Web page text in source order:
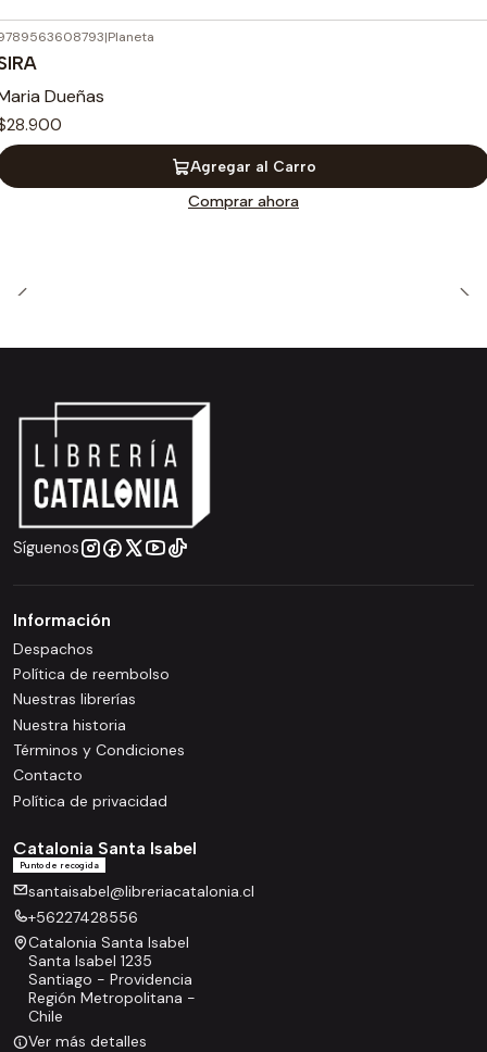
|Planeta
Dueñas
Agregar al Carro
Comprar ahora
Síguenos
Información
Despachos
Política de reembolso
Nuestras librerías
Nuestra historia
Términos y Condiciones
Contacto
Política de privacidad
Catalonia Santa Isabel
Punto de recogida
santaisabel@libreriacatalonia.cl
+56227428556
Catalonia Santa Isabel
Santa Isabel 1235
Santiago - Providencia
Región Metropolitana -
Chile
Ver más detalles